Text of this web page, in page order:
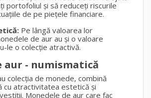
portofoliul și să reduceți riscurile
de pe piețele financiare.
Pe lângă valoarea lor
de aur au și o valoare
le o colecție atractivă.
aur - numismatică
colecția de monede, combină
cu atractivitatea estetică și
Monedele de aur care fac